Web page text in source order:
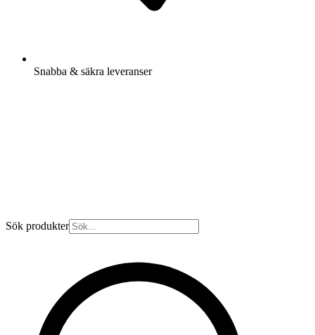
Snabba & säkra leveranser
Sök produkter